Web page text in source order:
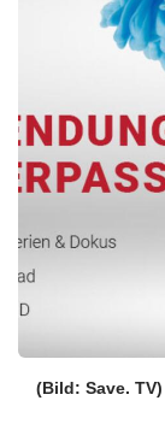
(Bild: Save. TV)